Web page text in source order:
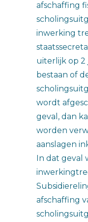
afschaffing
inwerking
uiterlijk op 2
bestaan of
wordt
geval, dan
worden
aanslagen
In dat geval
afschaffing